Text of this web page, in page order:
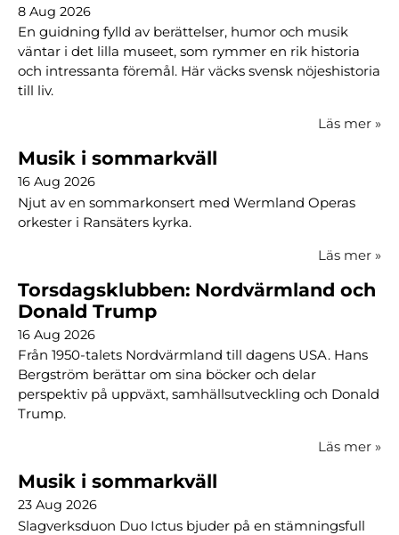
8 Aug 2026
En guidning fylld av berättelser, humor och musik
väntar i det lilla museet, som rymmer en rik historia
och intressanta föremål. Här väcks svensk nöjeshistoria
till liv.
Läs mer »
Musik i sommarkväll
16 Aug 2026
Njut av en sommarkonsert med Wermland Operas
orkester i Ransäters kyrka.
Läs mer »
Torsdagsklubben: Nordvärmland och
Donald Trump
16 Aug 2026
Från 1950-talets Nordvärmland till dagens USA. Hans
Bergström berättar om sina böcker och delar
perspektiv på uppväxt, samhällsutveckling och Donald
Trump.
Läs mer »
Musik i sommarkväll
23 Aug 2026
Slagverksduon Duo Ictus bjuder på en stämningsfull